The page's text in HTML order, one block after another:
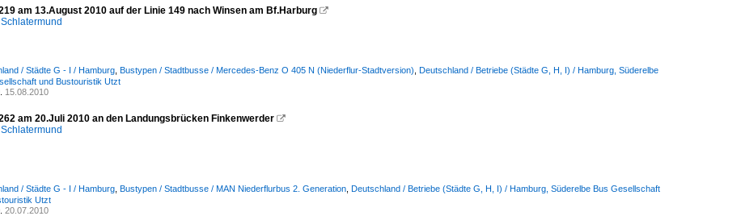
am 13.August 2010 auf der Linie 149 nach Winsen am Bf.Harburg 
/ Städte G - I / Hamburg Bustypen / Stadtbusse / Mercedes-Benz O 405 N (Niederflur-Stadtversion) Deutschland / Betriebe (Städte G, H, I) / Hamburg, Süderelbe
und Bustouristik Utzt
15.08.2010
am 20.Juli 2010 an den Landungsbrücken Finkenwerder 
/ Städte G - I / Hamburg Bustypen / Stadtbusse / MAN Niederflurbus 2. Generation Deutschland / Betriebe (Städte G, H, I) / Hamburg, Süderelbe Bus Gesellschaft
Utzt
20.07.2010